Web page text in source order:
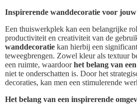
Inspirerende wanddecoratie voor
Een thuiswerkplek kan een belangrijke
productiviteit en creativiteit van de
wanddecoratie kan hierbij een
teweegbrengen. Zowel kleur als textuur
een ruimte, waardoorhet belang van
niet te onderschatten is. Door het
decoraties, kan men een stimulerende
Het belang van een inspirerende